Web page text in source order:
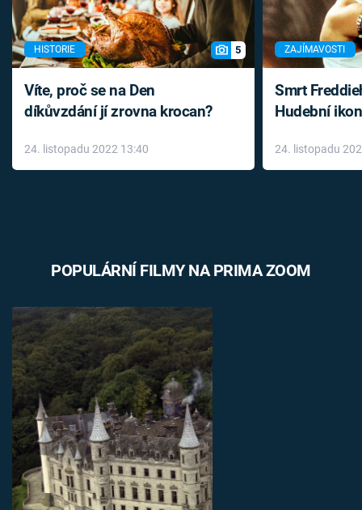
HISTORIE 5
Víte, proč se na Den
díkůvzdání jí zrovna krocan?
24. listopadu 2022 13:40
ZAJÍMAVOSTI
Smrt
Hudební
léky
24. listopadu
POPULÁRNÍ FILMY NA PRIMA ZOOM